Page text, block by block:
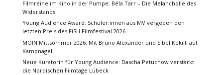
Filmreihe im Kino in der Pumpe: Béla Tarr – Die Melancholie des
Widerstands
Young Audience Award: Schüler:innen aus MV vergeben den
letzten Preis des FiSH Filmfestival 2026
MOIN Mittsommer 2026: Mit Bruno Alexander und Sibel Kekilli auf
Kampnagel
Neue Kuratorin für Young Audience: Dascha Petuchow verstärkt
die Nordischen Filmtage Lübeck